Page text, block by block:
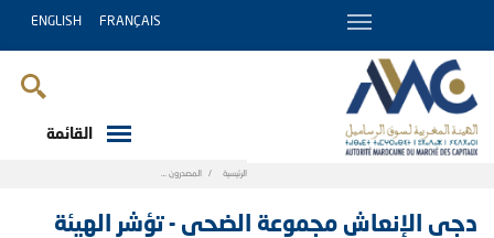
FRANÇAIS
ENGLISH
القائمة
الرئيسية المصدرون دجى الإنعاش مجموعة الضحى - تؤشر الھيئة المغربية لسوق الرساميل على ملف المعلومات المتعلق ببرنامج إصدار أوراق الخزينة من طرف دجى الإنعاش مجموعة الضحى.
دجى الإنعاش مجموعة الضحى - تؤشر الھيئة